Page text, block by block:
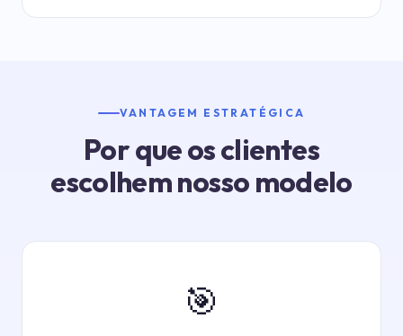
VANTAGEM ESTRATÉGICA
Por que os clientes
escolhem nosso modelo
🎯